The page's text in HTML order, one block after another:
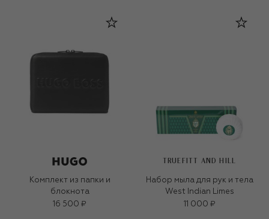
Комплект из папки и
блокнота
16 500 ₽
TRUEFITT AND HILL
Набор мыла для рук и тела
West Indian Limes
11 000 ₽